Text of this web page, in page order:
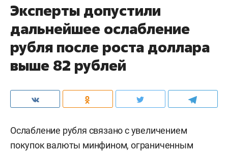
Эксперты допустили
дальнейшее ослабление
рубля после роста доллара
выше 82 рублей
Ослабление рубля связано с увеличением
покупок валюты минфином, ограниченным